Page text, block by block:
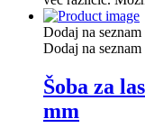
Dodaj na seznam
Dodaj na seznam
Šoba za
mm